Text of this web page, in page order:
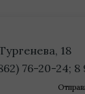
18
76-20-24; 8